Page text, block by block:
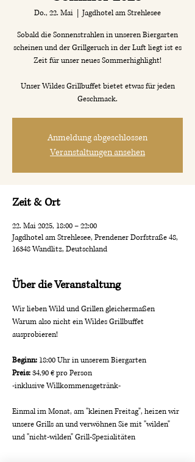
Do., 22. Mai Jagdhotel am Strehlesee
Sobald die Sonnenstrahlen in unseren Biergarten
scheinen und der Grillgeruch in der Luft liegt ist es
Zeit für unser neues Sommerhighlight!
Unser Wildes Grillbuffet bietet etwas für jeden
Geschmack.
Anmeldung abgeschlossen
Veranstaltungen ansehen
Zeit & Ort
22. Mai 2025, 18:00 – 22:00
Jagdhotel am Strehlesee, Prendener Dorfstraße 48,
16348 Wandlitz, Deutschland
Über die Veranstaltung
Wir lieben Wild und Grillen gleichermaßen
Warum also nicht ein Wildes Grillbuffet
ausprobieren!
Beginn: 18:00 Uhr in unserem Biergarten
Preis: 34,90 € pro Person
-inklusive Willkommensgetränk-
Einmal im Monat, am "kleinen Freitag", heizen wir
unsere Grills an und verwöhnen Sie mit "wilden"
und "nicht-wilden" Grill-Spezialitäten